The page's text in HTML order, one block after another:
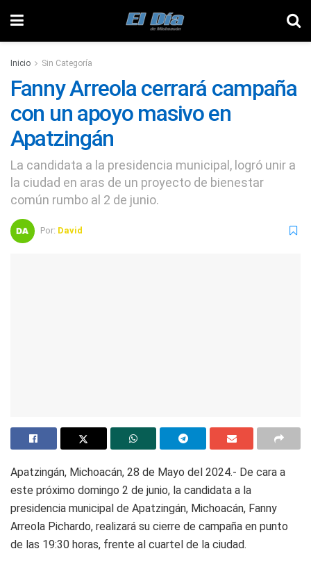
Inicio Sin Categoría
Fanny Arreola cerrará campaña
con un apoyo masivo en
Apatzingán
La candidata a la presidencia municipal, logró unir a
la ciudad en aras de un proyecto de bienestar
común rumbo al 2 de junio.
Por: David
Apatzingán, Michoacán, 28 de Mayo del 2024.- De cara a
este próximo domingo 2 de junio, la candidata a la
presidencia municipal de Apatzingán, Michoacán, Fanny
Arreola Pichardo, realizará su cierre de campaña en punto
de las 19:30 horas, frente al cuartel de la ciudad.